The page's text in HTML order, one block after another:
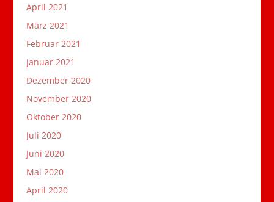
April 2021
März 2021
Februar 2021
Januar 2021
Dezember 2020
November 2020
Oktober 2020
Juli 2020
Juni 2020
Mai 2020
April 2020